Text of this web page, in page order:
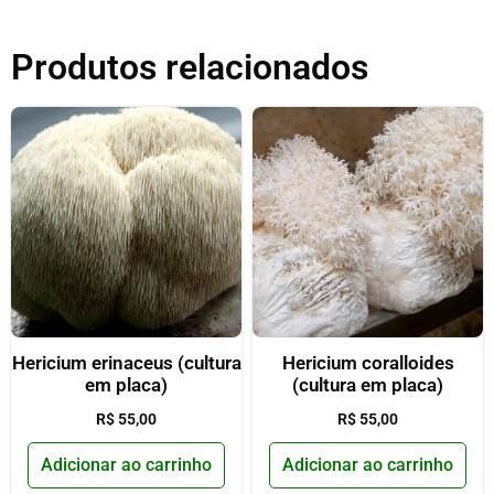
Produtos relacionados
Hericium erinaceus (cultura
em placa)
R$ 55,00
Adicionar ao carrinho
Hericium coralloides
(cultura em placa)
R$ 55,00
Adicionar ao carrinho